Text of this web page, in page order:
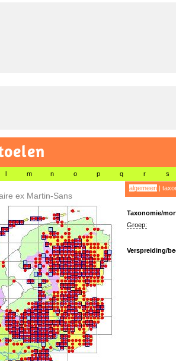
l m n o p q r s
ex Martin-Sans
algemeen|
Taxonomie/
Groep:
Verspreiding/